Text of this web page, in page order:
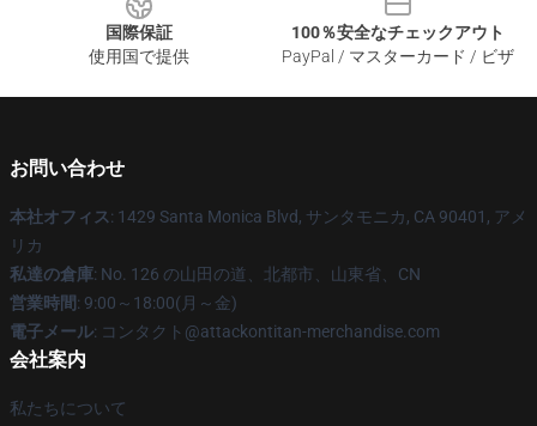
国際保証
使用国で提供
100％安全なチェックアウト
PayPal / マスターカード / ビザ
お問い合わせ
本社オフィス: 1429 Santa Monica Blvd, サンタモニカ, CA 90401, アメ
リカ
私達の倉庫: No. 126 の山田の道、北都市、山東省、CN
営業時間: 9:00～18:00(月～金)
電子メール: コンタクト@attackontitan-merchandise.com
会社案内
私たちについて